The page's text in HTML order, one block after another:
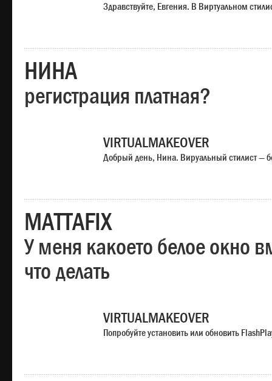
Здравствуйте, Евгения. В Виртуальном
НИНА
регистрация платная?
VIRTUALMAKEOVER
Добрый день, Нина. Вируальный стилист —
MATTAFIX
У меня какоето белое окно
что делать
VIRTUALMAKEOVER
Попробуйте установить или обновить